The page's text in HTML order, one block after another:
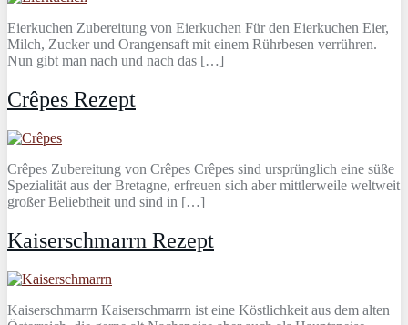
Eierkuchen Zubereitung von Eierkuchen Für den Eierkuchen Eier,
Milch, Zucker und Orangensaft mit einem Rührbesen verrühren.
Nun gibt man nach und nach das […]
Crêpes Rezept
Crêpes Zubereitung von Crêpes Crêpes sind ursprünglich eine süße
Spezialität aus der Bretagne, erfreuen sich aber mittlerweile weltweit
großer Beliebtheit und sind in […]
Kaiserschmarrn Rezept
Kaiserschmarrn Kaiserschmarrn ist eine Köstlichkeit aus dem alten